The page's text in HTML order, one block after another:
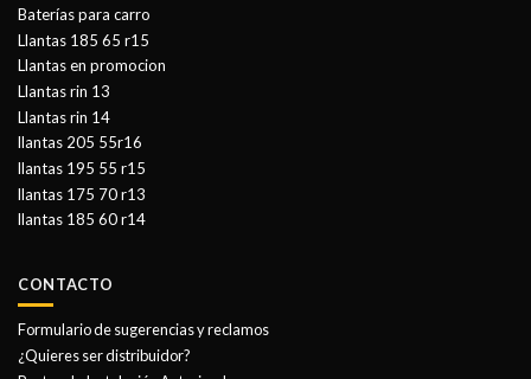
Baterías para carro
Llantas 185 65 r15
Llantas en promocion
Llantas rin 13
Llantas rin 14
llantas 205 55r16
llantas 195 55 r15
llantas 175 70 r13
llantas 185 60 r14
CONTACTO
Formulario de sugerencias y reclamos
¿Quieres ser distribuidor?